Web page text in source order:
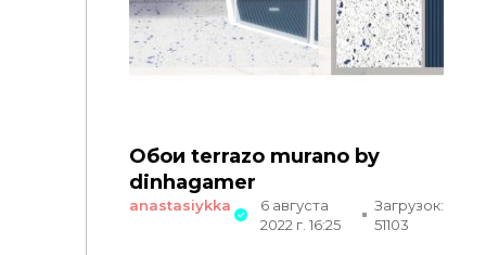
Обои terrazo murano by
dinhagamer
anastasiykka
6 августа
2022 г. 16:25
Загрузок:
51103